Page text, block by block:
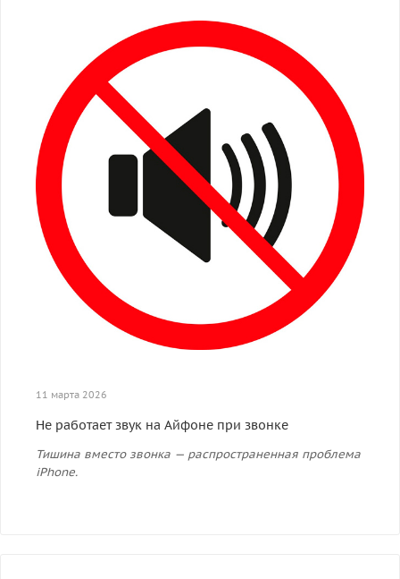
11 марта 2026
Не работает звук на Айфоне при звонке
Тишина вместо звонка — распространенная проблема
iPhone.